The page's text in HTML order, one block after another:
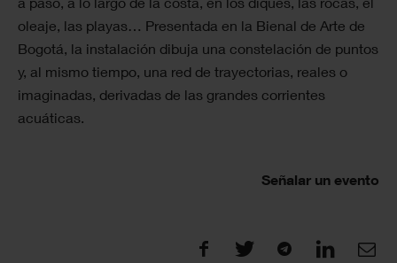
oleaje, las playas… Presentada en la Bienal de Arte de
Bogotá, la instalación dibuja una constelación de puntos
y, al mismo tiempo, una red de trayectorias, reales o
imaginadas, derivadas de las grandes corrientes
acuáticas.
Señalar un evento